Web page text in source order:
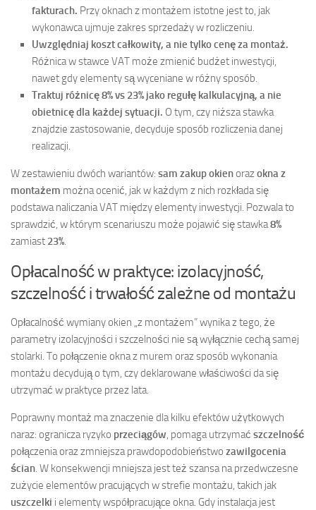
fakturach. Przy oknach z montażem istotne jest to, jak
wykonawca ujmuje zakres sprzedaży w rozliczeniu.
Uwzględniaj koszt całkowity, a nie tylko cenę za montaż.
Różnica w stawce VAT może zmienić budżet inwestycji,
nawet gdy elementy są wyceniane w różny sposób.
Traktuj różnicę 8% vs 23% jako regułę kalkulacyjną, a nie
obietnicę dla każdej sytuacji. O tym, czy niższa stawka
znajdzie zastosowanie, decyduje sposób rozliczenia danej
realizacji.
W zestawieniu dwóch wariantów: sam zakup okienorazokna z
montażem można ocenić, jak w każdym z nich rozkłada się
podstawa naliczania VAT między elementy inwestycji. Pozwala to
sprawdzić, w którym scenariuszu może pojawić się stawka8%
zamiast 23%.
Opłacalność w praktyce: izolacyjność,
szczelność i trwałość zależne od montażu
Opłacalność wymiany okien „z montażem” wynika z tego, że
parametry izolacyjności i szczelności nie są wyłącznie cechą samej
stolarki. To połączenie okna z murem oraz sposób wykonania
montażu decydują o tym, czy deklarowane właściwości da się
utrzymać w praktyce przez lata.
Poprawny montaż ma znaczenie dla kilku efektów użytkowych
naraz: ogranicza ryzyko przeciągów, pomaga utrzymać szczelność
połączenia oraz zmniejsza prawdopodobieństwo zawilgocenia
ścian. W konsekwencji mniejsza jest też szansa na przedwczesne
zużycie elementów pracujących w strefie montażu, takich jak
uszczelki i elementy współpracujące okna. Gdy instalacja jest